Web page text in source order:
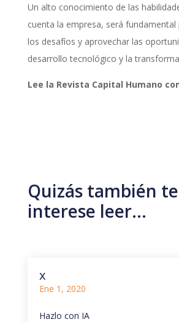
Un alto conocimiento de las
cuenta la empresa, será fundamental
los desafíos y aprovechar las
desarrollo tecnológico y la
Lee la Revista Capital Humano
Quizás también te
interese leer…
x
Ene 1, 2020
Hazlo con IA